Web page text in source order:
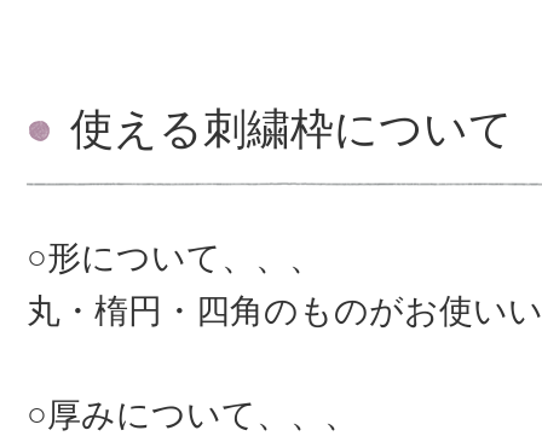
使える刺繍枠について
○形について、、、
丸・楕円・四角のものがお使い
○厚みについて、、、